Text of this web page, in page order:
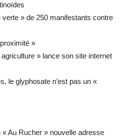
» de 250 manifestants contre
»
» lance son site internet
le glyphosate n’est pas un «
Au Rucher » nouvelle adresse